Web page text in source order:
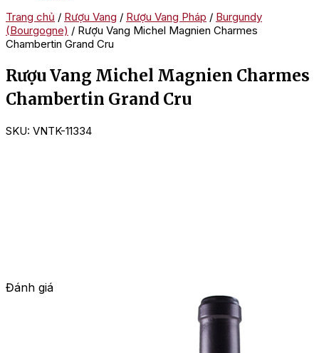
Trang chủ / Rượu Vang / Rượu Vang Pháp / Burgundy
(Bourgogne) / Rượu Vang Michel Magnien Charmes
Chambertin Grand Cru
Rượu Vang Michel Magnien Charmes
Chambertin Grand Cru
SKU: VNTK-11334
Đánh giá